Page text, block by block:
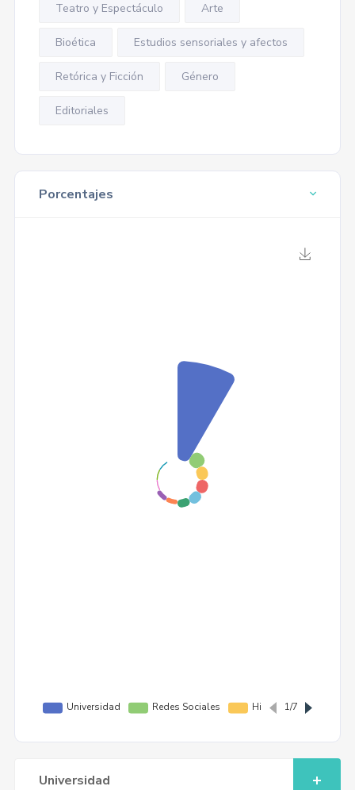
Teatro y Espectáculo Arte
Bioética Estudios sensoriales y afectos
Retórica y Ficción Género
Editoriales
Porcentajes
Universidad